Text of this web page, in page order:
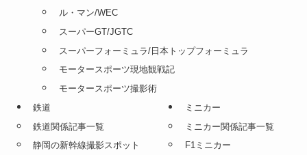
ル・マン/WEC
スーパーGT/JGTC
スーパーフォーミュラ/日本トップフォーミュラ
モータースポーツ現地観戦記
モータースポーツ撮影術
鉄道
鉄道関係記事一覧
静岡の新幹線撮影スポット
ミニカー
ミニカー関係記事一覧
F1ミニカー